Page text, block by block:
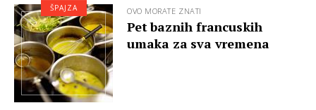
OVO MORATE ZNATI
Pet baznih francuskih
umaka za sva vremena
ŠPAJZA